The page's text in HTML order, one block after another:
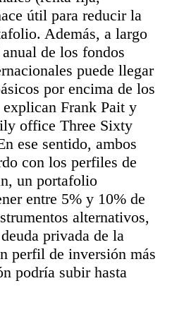
útil para reducir la
Además, a largo
de los fondos
puede llegar
por encima de los
Frank Pait y
office Three Sixty
ese sentido, ambos
con los perfiles de
un portafolio
entre 5% y 10% de
alternativos,
privada de la
perfil de inversión más
podría subir hasta